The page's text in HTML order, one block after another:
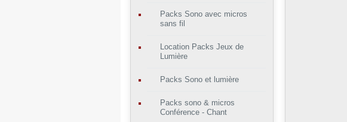
Packs Sono avec micros
sans fil
Location Packs Jeux de
Lumière
Packs Sono et lumière
Packs sono & micros
Conférence - Chant